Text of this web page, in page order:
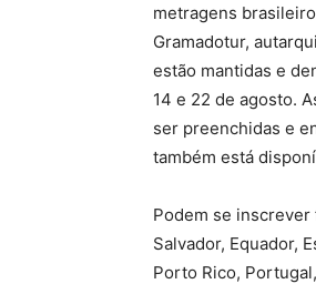
metragens
Gramadotur,
estão mantidas e
14 e 22 de agosto.
ser preenchidas e
também está
Podem se inscrever
Salvador, Equador,
Porto Rico,